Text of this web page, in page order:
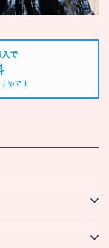
で
めです